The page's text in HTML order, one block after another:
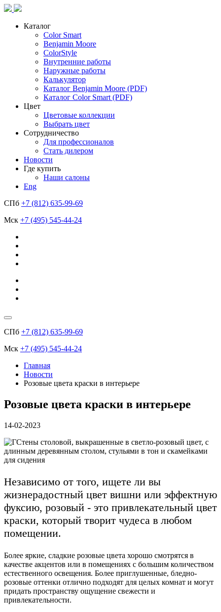
Каталог
Color Smart
Benjamin Moore
ColorStyle
Внутренние работы
Наружные работы
Калькулятор
Каталог Benjamin Moore (PDF)
Каталог Color Smart (PDF)
Цвет
Цветовые коллекции
Выбрать цвет
Сотрудничество
Для профессионалов
Стать дилером
Новости
Где купить
Наши салоны
Eng
СПб +7 (812) 635-99-69
Мск +7 (495) 545-44-24
СПб +7 (812) 635-99-69
Мск +7 (495) 545-44-24
Главная
Новости
Розовые цвета краски в интерьере
Розовые цвета краски в интерьере
14-02-2023
Независимо от того, ищете ли вы
жизнерадостный цвет вишни или эффектную
фуксию, розовый - это привлекательный цвет
краски, который творит чудеса в любом
помещении.
Более яркие, сладкие розовые цвета хорошо смотрятся в
качестве акцентов или в помещениях с большим количеством
естественного освещения. Более приглушенные, бледно-
розовые оттенки отлично подходят для целых комнат и могут
придать пространству ощущение свежести и
привлекательности.